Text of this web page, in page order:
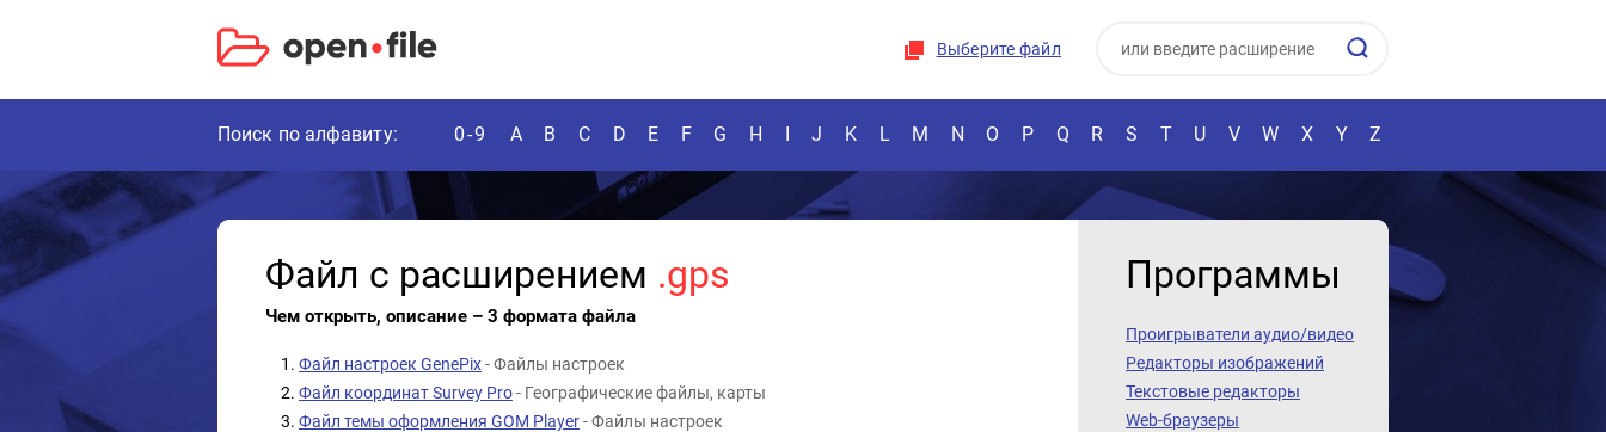
Выберите файл
Поиск по алфавиту: 0-9 A B C D E F G H I J K L M N O P Q R S T U V W X Y Z
Файл с расширением .gps
Чем открыть, описание – 3 формата файла
Файл настроек GenePix- Файлы настроек
Файл координат Survey Pro- Географические файлы, карты
Файл темы оформления GOM Player- Файлы настроек
Программы
Проигрыватели аудио/видео
Редакторы изображений
Текстовые редакторы
Web-браузеры